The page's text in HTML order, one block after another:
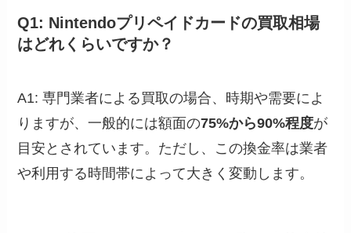
Q1: Nintendoプリペイドカードの買取相場
はどれくらいですか？
A1: 専門業者による買取の場合、時期や需要によ
りますが、一般的には額面の75%から90%程度が
目安とされています。ただし、この換金率は業者
や利用する時間帯によって大きく変動します。